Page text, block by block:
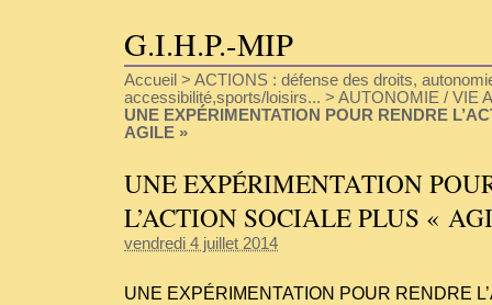
G.I.H.P.-MIP
Accueil > ACTIONS : défense des droits,
accessibilité,sports/loisirs... > AUTONOMIE / VIE
UNE EXPÉRIMENTATION POUR RENDRE
AGILE »
UNE EXPÉRIMENTATION
L’ACTION SOCIALE PLUS «
vendredi 4 juillet 2014
UNE EXPÉRIMENTATION POUR RENDRE